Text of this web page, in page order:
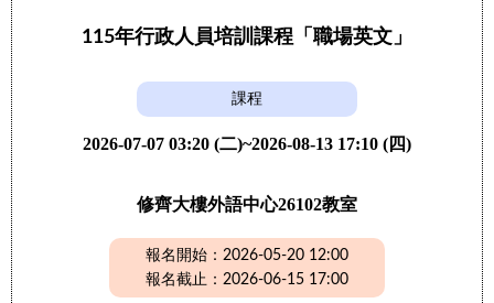
115年行政人員培訓課程「職場英文」
課程
2026-07-07 03:20 (二)~2026-08-13 17:10 (四)
修齊大樓外語中心26102教室
報名開始：2026-05-20 12:00
報名截止：2026-06-15 17:00